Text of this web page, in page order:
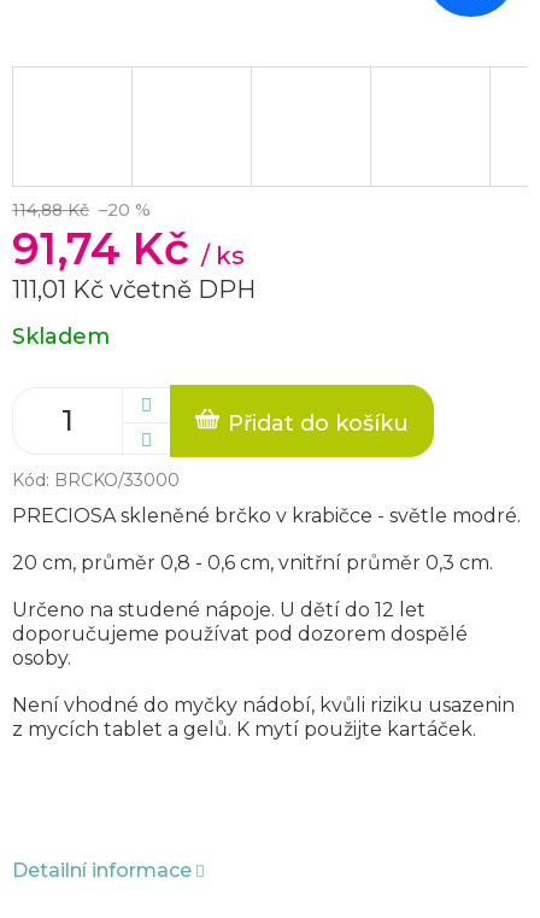
114,88 Kč –20 %
91,74 Kč / ks
111,01 Kč včetně DPH
Měrná
cena:
Skladem
Přidat do košíku
Kód: BRCKO/33000
PRECIOSA skleněné brčko v krabičce - světle modré.
20 cm, průměr 0,8 - 0,6 cm, vnitřní průměr 0,3 cm.
Určeno na studené nápoje. U dětí do 12 let
doporučujeme používat pod dozorem dospělé
osoby.
Není vhodné do myčky nádobí, kvůli riziku usazenin
z mycích tablet a gelů. K mytí použijte kartáček.
Detailní informace